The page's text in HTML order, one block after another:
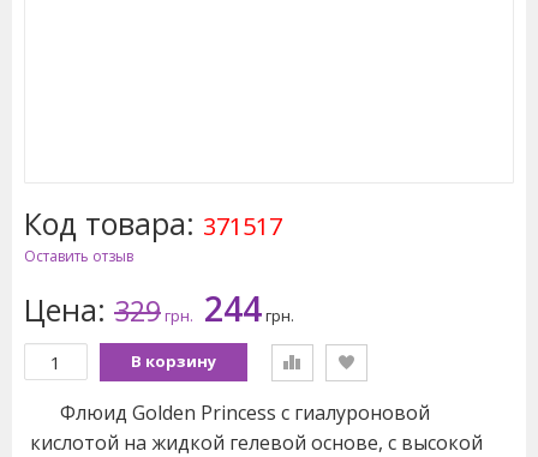
Код товара: 371517
Оставить отзыв
Цена: 329грн. 244грн.
В корзину
Флюид Golden Princess с гиалуроновой
кислотой на жидкой гелевой основе, с высокой